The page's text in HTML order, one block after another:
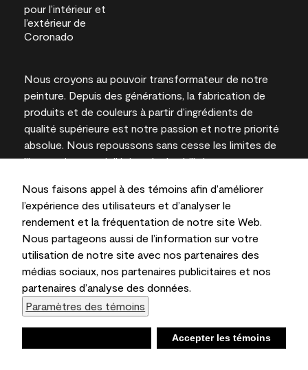
Nous faisons appel à des témoins afin d’améliorer
l’expérience des utilisateurs et d’analyser le
rendement et la fréquentation de notre site Web.
Nous partageons aussi de l’information sur votre
utilisation de notre site avec nos partenaires des
médias sociaux, nos partenaires publicitaires et nos
partenaires d’analyse des données.
Paramètres des témoins
Accepter les témoins
Nous croyons au pouvoir transformateur de notre
peinture. Depuis des générations, la fabrication de
produits et de couleurs à partir d’ingrédients de
qualité supérieure est notre passion et notre priorité
absolue. Nous repoussons sans cesse les limites de
l’innovation et privilégions la durabilité pour
l’expertise locale.
Les couleurs représentées à l’écran et sur les
documents imprimés peuvent différer des couleurs
en contenant.